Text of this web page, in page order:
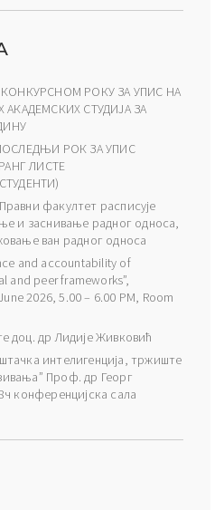
РОКУ ЗА УПИС НА
СТУДИЈА ЗА
РОК ЗА УПИС
ЛИСТЕ
факултет расписује
и заснивање радног односа,
ван радног односа
and accountability of
and peer frameworks”,
2026, 5.00 – 6.00 PM, Room
доц. др Лидије Живковић
интелигенција, тржиште
Проф. др Георг
конференцијска сала